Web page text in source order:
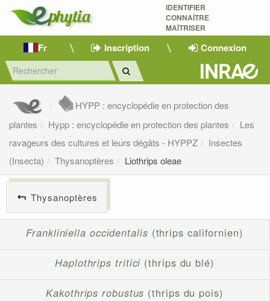
IDENTIFIER
CONNAÎTRE
MAÎTRISER
Fr Inscription Connexion
HYPP : encyclopédie en protection des
plantes
Hypp : encyclopédie en protection des plantes
Les
ravageurs des cultures et leurs dégâts - HYPPZ
Insectes
(Insecta)
Thysanoptères Liothrips oleae
Thysanoptères
Frankliniella occidentalis (thrips californien)
Haplothrips tritici (thrips du blé)
Kakothrips robustus (thrips du pois)